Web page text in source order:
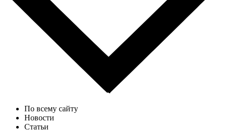
По всему сайту
Новости
Статьи